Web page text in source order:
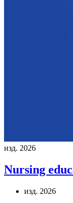
изд. 2026
Nursing
изд. 2026